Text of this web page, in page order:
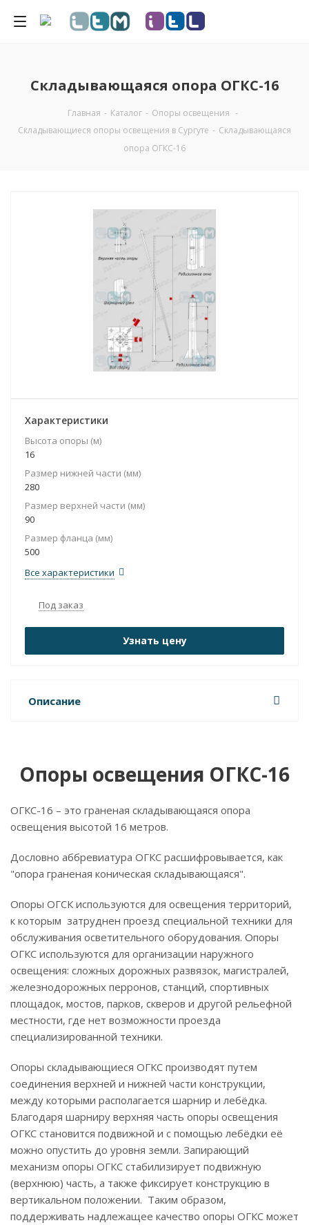
Складывающаяся опора ОГКС-16
Главная - Каталог - Опоры освещения -
Складывающиеся опоры освещения в Сургуте - Складывающаяся
опора ОГКС-16
Характеристики
Высота опоры (м)
16
Размер нижней части (мм)
280
Размер верхней части (мм)
90
Размер фланца (мм)
500
Все характеристики
Под заказ
Узнать цену
Описание
Опоры освещения ОГКС-16
ОГКС-16 – это граненая складывающаяся опора
освещения высотой 16 метров.
Дословно аббревиатура ОГКС расшифровывается, как
"опора граненая коническая складывающаяся".
Опоры ОГСК используются для освещения территорий,
к которым затруднен проезд специальной техники для
обслуживания осветительного оборудования. Опоры
ОГКС используются для организации наружного
освещения: сложных дорожных развязок, магистралей,
железнодорожных перронов, станций, спортивных
площадок, мостов, парков, скверов и другой рельефной
местности, где нет возможности проезда
специализированной техники.
Опоры складывающиеся ОГКС производят путем
соединения верхней и нижней части конструкции,
между которыми располагается шарнир и лебёдка.
Благодаря шарниру верхняя часть опоры освещения
ОГКС становится подвижной и с помощью лебёдки её
можно опустить до уровня земли. Запирающий
механизм опоры ОГКС стабилизирует подвижную
(верхнюю) часть, а также фиксирует конструкцию в
вертикальном положении. Таким образом,
поддерживать надлежащее качество опоры ОГКС может